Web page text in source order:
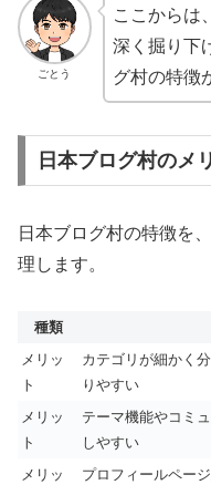
ごとう
ここからは
深く掘り下
グ村の特徴
日本ブログ村のメ
日本ブログ村の特徴を
理します。
種類
メリッ
ト
カテゴリが細かく
りやすい
メリッ
ト
テーマ機能やコミ
しやすい
メリッ
プロフィールペー